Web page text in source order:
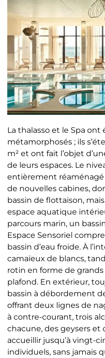
La thalasso et le Spa
métamorphosés ; ils
m² et ont fait l’objet
de leurs espaces. Le
entièrement
de nouvelles cabines,
bassin de flottaison,
espace aquatique
parcours marin, un
Espace Sensoriel
bassin d’eau froide. À
camaïeux de blancs,
rotin en forme de
plafond. En extérieur,
bassin à débordement
offrant deux lignes de
à contre-courant, trois
chacune, des geysers et
accueillir jusqu’à vingt-
individuels, sans jamais